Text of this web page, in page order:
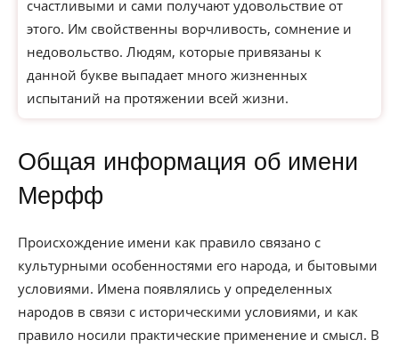
счастливыми и сами получают удовольствие от
этого. Им свойственны ворчливость, сомнение и
недовольство. Людям, которые привязаны к
данной букве выпадает много жизненных
испытаний на протяжении всей жизни.
Общая информация об имени
Мерфф
Происхождение имени как правило связано с
культурными особенностями его народа, и бытовыми
условиями. Имена появлялись у определенных
народов в связи с историческими условиями, и как
правило носили практические применение и смысл. В